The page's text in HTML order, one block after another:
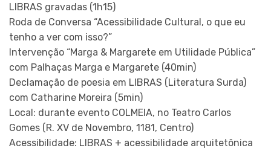
LIBRAS gravadas (1h15)
Roda de Conversa “Acessibilidade Cultural, o que eu
tenho a ver com isso?”
Intervenção “Marga & Margarete em Utilidade Pública”
com Palhaças Marga e Margarete (40min)
Declamação de poesia em LIBRAS (Literatura Surda)
com Catharine Moreira (5min)
Local: durante evento COLMEIA, no Teatro Carlos
Gomes (R. XV de Novembro, 1181, Centro)
Acessibilidade: LIBRAS + acessibilidade arquitetônica